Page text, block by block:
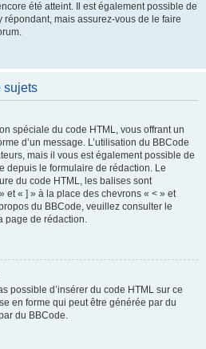
été atteint. Il est également possible de
mais assurez-vous de le faire
sujets
spéciale du code HTML, vous offrant un
d’un message. L’utilisation du BBCode
mais il vous est également possible de
depuis le formulaire de rédaction. Le
du code HTML, les balises sont
et « ] » à la place des chevrons « < » et
du BBCode, veuillez consulter le
page de rédaction.
possible d’insérer du code HTML sur ce
en forme qui peut être générée par du
du BBCode.